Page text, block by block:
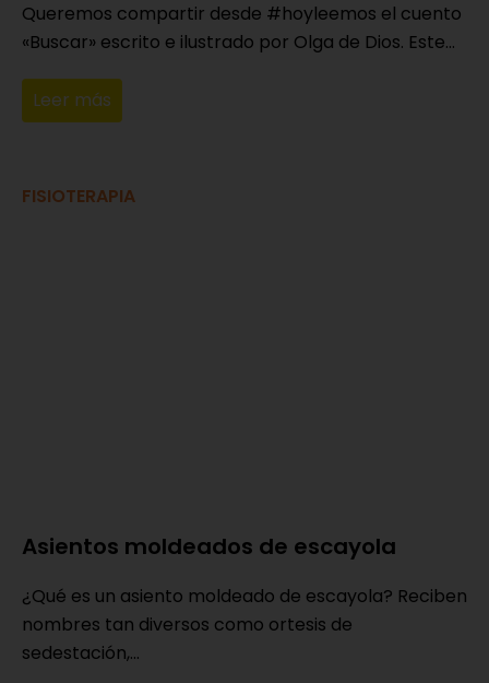
Queremos compartir desde #hoyleemos el cuento
«Buscar» escrito e ilustrado por Olga de Dios. Este...
Leer más
FISIOTERAPIA
Asientos moldeados de escayola
¿Qué es un asiento moldeado de escayola? Reciben
nombres tan diversos como ortesis de
sedestación,...